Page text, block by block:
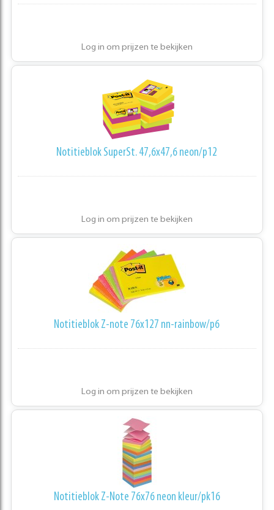
Log in om prijzen te bekijken
Notitieblok SuperSt. 47,6x47,6 neon/p12
Log in om prijzen te bekijken
Notitieblok Z-note 76x127 nn-rainbow/p6
Log in om prijzen te bekijken
Notitieblok Z-Note 76x76 neon kleur/pk16